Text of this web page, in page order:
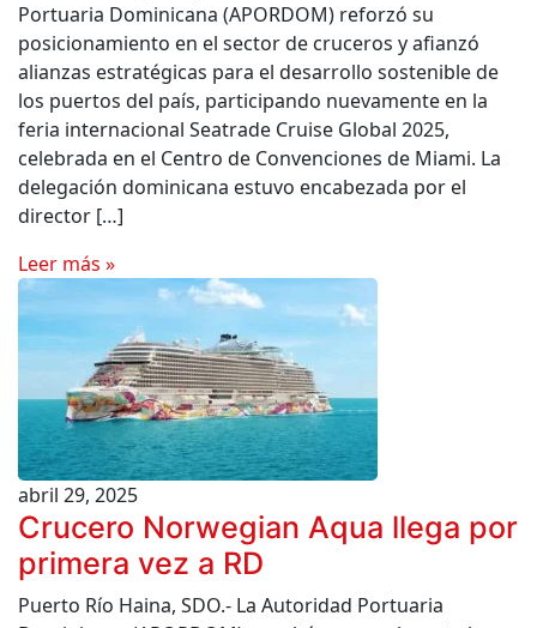
Portuaria Dominicana (APORDOM) reforzó su
posicionamiento en el sector de cruceros y afianzó
alianzas estratégicas para el desarrollo sostenible de
los puertos del país, participando nuevamente en la
feria internacional Seatrade Cruise Global 2025,
celebrada en el Centro de Convenciones de Miami. La
delegación dominicana estuvo encabezada por el
director […]
Leer más »
abril 29, 2025
Crucero Norwegian Aqua llega por
primera vez a RD
Puerto Río Haina, SDO.- La Autoridad Portuaria